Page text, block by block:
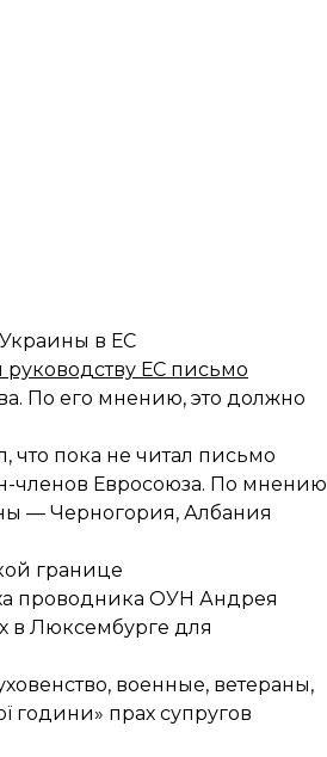
в ЕС
руководству ЕС письмо
По его мнению, это должно
пока не читал письмо
членов Евросоюза. По мнению
— Черногория, Албания
границе
проводника ОУН Андрея
в Люксембурге для
военные, ветераны,
прах супругов